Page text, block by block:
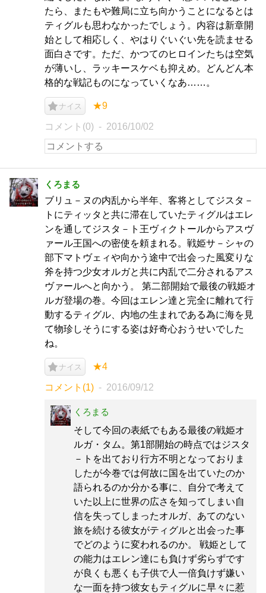
たら、またもや難局に立ち向かうことになるとは
ティグルも思わなかったでしょう。内容は新章開
始として相応しく、やはりぐいぐい先を読ませる
面白さです。ただ、かつてのヒロインたちは空気
が薄いし、ラッキースケベも抑えめ。どんどん本
格的な戦記ものになっていくなあ……。
ナイス ★9
コメント(0) 2016/10/02
くろまる
ブリュ－ヌの内乱から半年、客将としてジスタ－
トにティッタと共に滞在していたティグルはエレ
ンを通してジスタ－ト王ヴィクトールからアスヴ
ァール王国への密使を頼まれる。戦姫サ－シャの
部下マトヴェィや向かう途中で出会った風変りな
斧を持つ少女オルガと共に内乱で二分されるアス
ヴァールへと向かう。 第二部開始で最後の戦姫オ
ルガ登場の巻。今回はエレン達と完全に離れて行
動するティグル、内地の生まれである為に海を見
て物珍しそうにする姿は好奇心おうせいでした
ね。
ナイス ★4
コメント(1) 2016/09/12
くろまる
そして今回の表紙でもある最後の戦姫オ
ルガ・タム。第1部開始の時点ではジスタ
－トを出ており行方不明となっておりま
したが今巻では何故に国を出ていたのか
語られるのか分かる事に、自分で考えて
いた以上に世界の広さを知ってしまい自
信を失ってしまったオルガ、あてのない
旅を続ける彼女がティグルと出会った事
でどのように変われるのか。 戦姫として
の能力はエレン達にも負けず劣らずです
が良くも悪くも子供で人一倍負けず嫌い
な一面を持つ彼女もティグルに早々に惹